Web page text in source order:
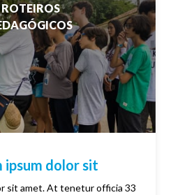
ROTEIROS
ipsum dolor sit
sit amet. At tenetur officia 33